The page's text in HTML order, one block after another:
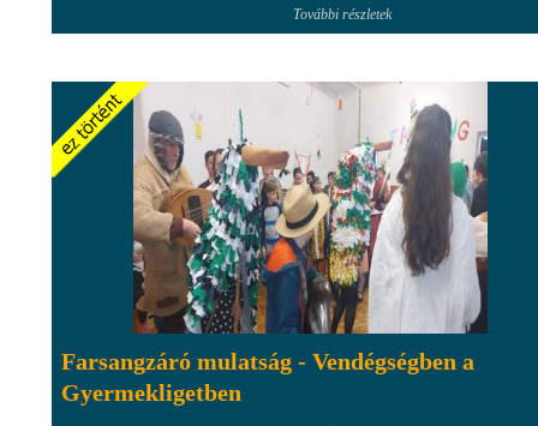
További részletek
Farsangzáró mulatság - Vendégségben a
Gyermekligetben